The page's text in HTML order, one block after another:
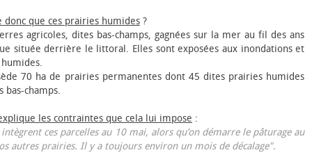
donc que ces prairies humides ?
agricoles, dites bas-champs, gagnées sur la mer au fil des ans
située derrière le littoral. Elles sont exposées aux inondations et
70 ha de prairies permanentes dont 45 dites prairies humides
bas-champs.
les contraintes que cela lui impose :
ces parcelles au 10 mai, alors qu’on démarre le pâturage au
autres prairies. Il y a toujours environ un mois de décalage".